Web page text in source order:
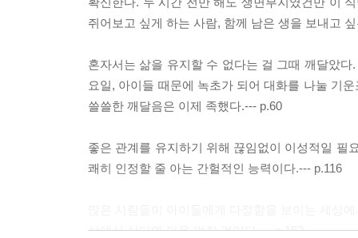
쥐어보고 싶게 하는 사람, 함께 남은 생을 보내고
혼자서는 삶을 유지할 수 없다는 걸 그때 깨달았
요일, 아이들 때문에 녹초가 되어 대화를 나눌 기
쓸쓸한 깨달음은 이제 족했다.--- p.60
좋은 관계를 유지하기 위해 끊임없이 이성적일 필
쾌히 인정할 줄 아는 간헐적인 능력이다.--- p.116
상에서 산다면 더욱 멋질 것이다.--- p.163